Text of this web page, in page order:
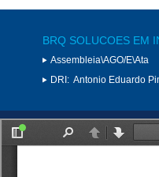
BRQ SOLUCOES EM
Assembleia\AGO/E\Ata
DRI: Antonio Eduardo